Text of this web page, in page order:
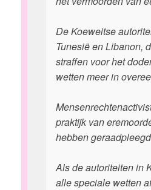
De Koeweitse
Tunesië en Libanon,
straffen voor het
wetten meer in
praktijk van
hebben
Als de autoriteiten in
alle speciale wetten